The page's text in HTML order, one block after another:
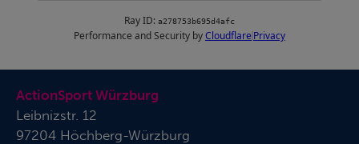
ActionSport Würzburg
Leibnizstr. 12
97204 Höchberg-Würzburg